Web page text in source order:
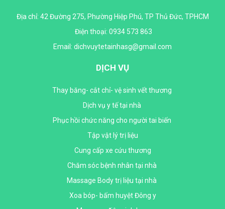
Địa chỉ: 42 Đường 275, Phường Hiệp Phú, TP Thủ Đức, TPHCM
Điện thoại: 0934 573 863
Email: dichvuytetainhasg@gmail.com
DỊCH VỤ
Thay băng- cắt chỉ- vệ sinh vết thương
Dịch vụ y tế tại nhà
Phục hồi chức năng cho người tai biến
Tập vật lý trị liệu
Cung cấp xe cứu thương
Chăm sóc bệnh nhân tại nhà
Massage Body trị liệu tại nhà
Xoa bóp- bấm huyệt Đông y